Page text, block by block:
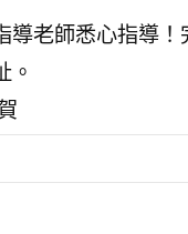
導老師悉心指導！
。